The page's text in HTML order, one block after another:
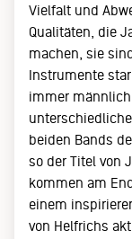
Vielfalt und
Qualitäten, die
machen, sie
Instrumente
immer
beiden Bands
so der Titel von
kommen am
einem
von Helfrichs